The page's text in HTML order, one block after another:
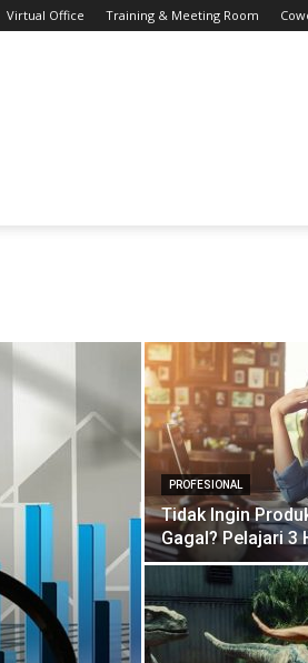
Virtual Office Training & Meeting Room
PROFESIONAL
Tidak Ingin
Gagal? Pelajari 3